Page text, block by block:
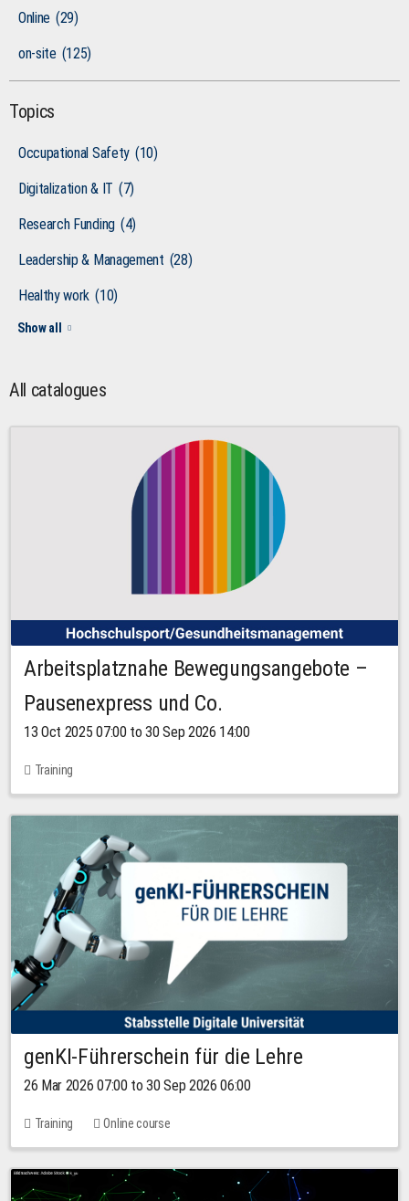
Online (29)
on-site (125)
Topics
Occupational Safety (10)
Digitalization & IT (7)
Research Funding (4)
Leadership & Management (28)
Healthy work (10)
Show all
All catalogues
Arbeitsplatznahe Bewegungsangebote –
Pausenexpress und Co.
13 Oct 2025 07:00 to 30 Sep 2026 14:00
Training
genKI-Führerschein für die Lehre
26 Mar 2026 07:00 to 30 Sep 2026 06:00
Training Online course